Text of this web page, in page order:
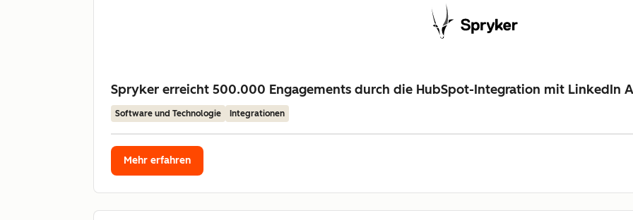
Spryker erreicht 500.000 Engagements durch die HubSpot-Integration mit LinkedIn
Software und Technologie Integrationen
Mehr erfahren